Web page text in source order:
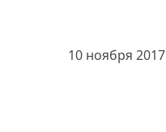
10 ноября 2017